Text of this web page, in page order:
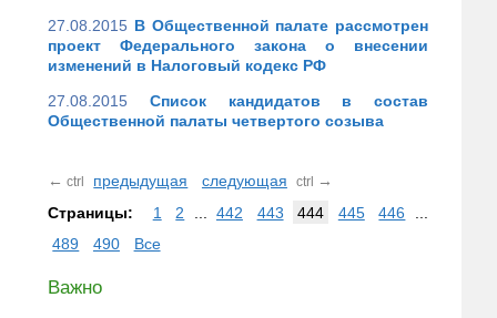
27.08.2015 В Общественной палате рассмотрен
проект Федерального закона о внесении
изменений в Налоговый кодекс РФ
27.08.2015
Список кандидатов в состав
Общественной палаты четвертого созыва
← ctrl предыдущая следующая ctrl →
Страницы:
1 2 442 443 444 445 446
489
490 Все
Важно